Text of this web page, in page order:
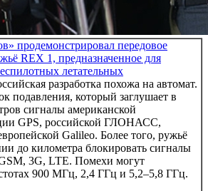
продемонстрировал передовое
REX 1, предназначенное для
летательных
разработка похожа на автомат.
подавления, который заглушает в
сигналы американской
GPS, российской ГЛОНАСС,
Galileo. Более того, ружьё
до километра блокировать сигналы
3G, LTE. Помехи могут
900 МГц, 2,4 ГГц и 5,2–5,8 ГГц.